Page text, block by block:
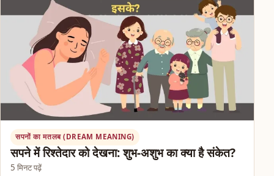
सपनों का मतलब (DREAM MEANING)
सपने में रिश्तेदार को देखना: शुभ-अशुभ का क्या है संकेत?
5 मिनट पढ़ें